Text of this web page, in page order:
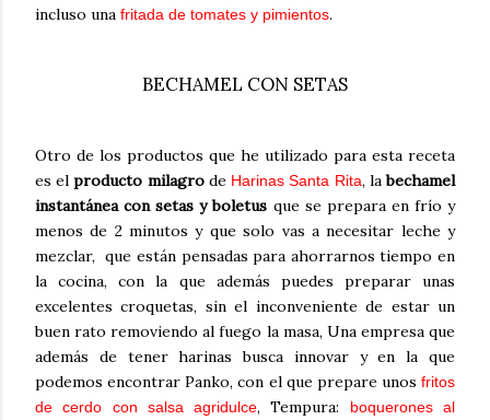
incluso una fritada de tomates y pimientos.
BECHAMEL CON SETAS
Otro de los productos que he utilizado para esta receta
es elproducto milagrode Harinas Santa Rita, labechamel
instantánea con setas y boletus que se prepara en frío y
menos de 2 minutos y que solo vas a necesitar leche y
mezclar, que están pensadas para ahorrarnos tiempo en
la cocina, con la que además puedes preparar unas
excelentes croquetas, sin el inconveniente de estar un
buen rato removiendo al fuego la masa, Una empresa que
además de tener harinas busca innovar y en la que
podemos encontrar Panko, con el que prepare unos fritos
de cerdo con salsa agridulce, Tempura:
boquerones al